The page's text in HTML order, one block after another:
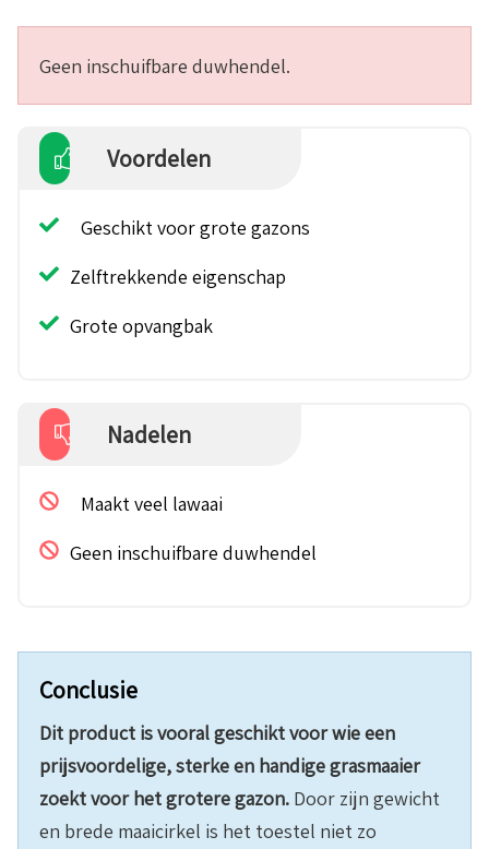
Geen inschuifbare duwhendel.
Voordelen
Geschikt voor grote gazons
Zelftrekkende eigenschap
Grote opvangbak
Nadelen
Maakt veel lawaai
Geen inschuifbare duwhendel
Conclusie
Dit product is vooral geschikt voor wie een
prijsvoordelige, sterke en handige grasmaaier
zoekt voor het grotere gazon. Door zijn gewicht
en brede maaicirkel is het toestel niet zo